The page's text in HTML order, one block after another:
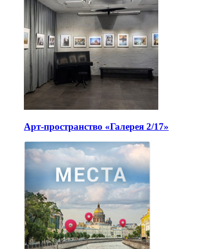
Арт-пространство «Галерея 2/17»